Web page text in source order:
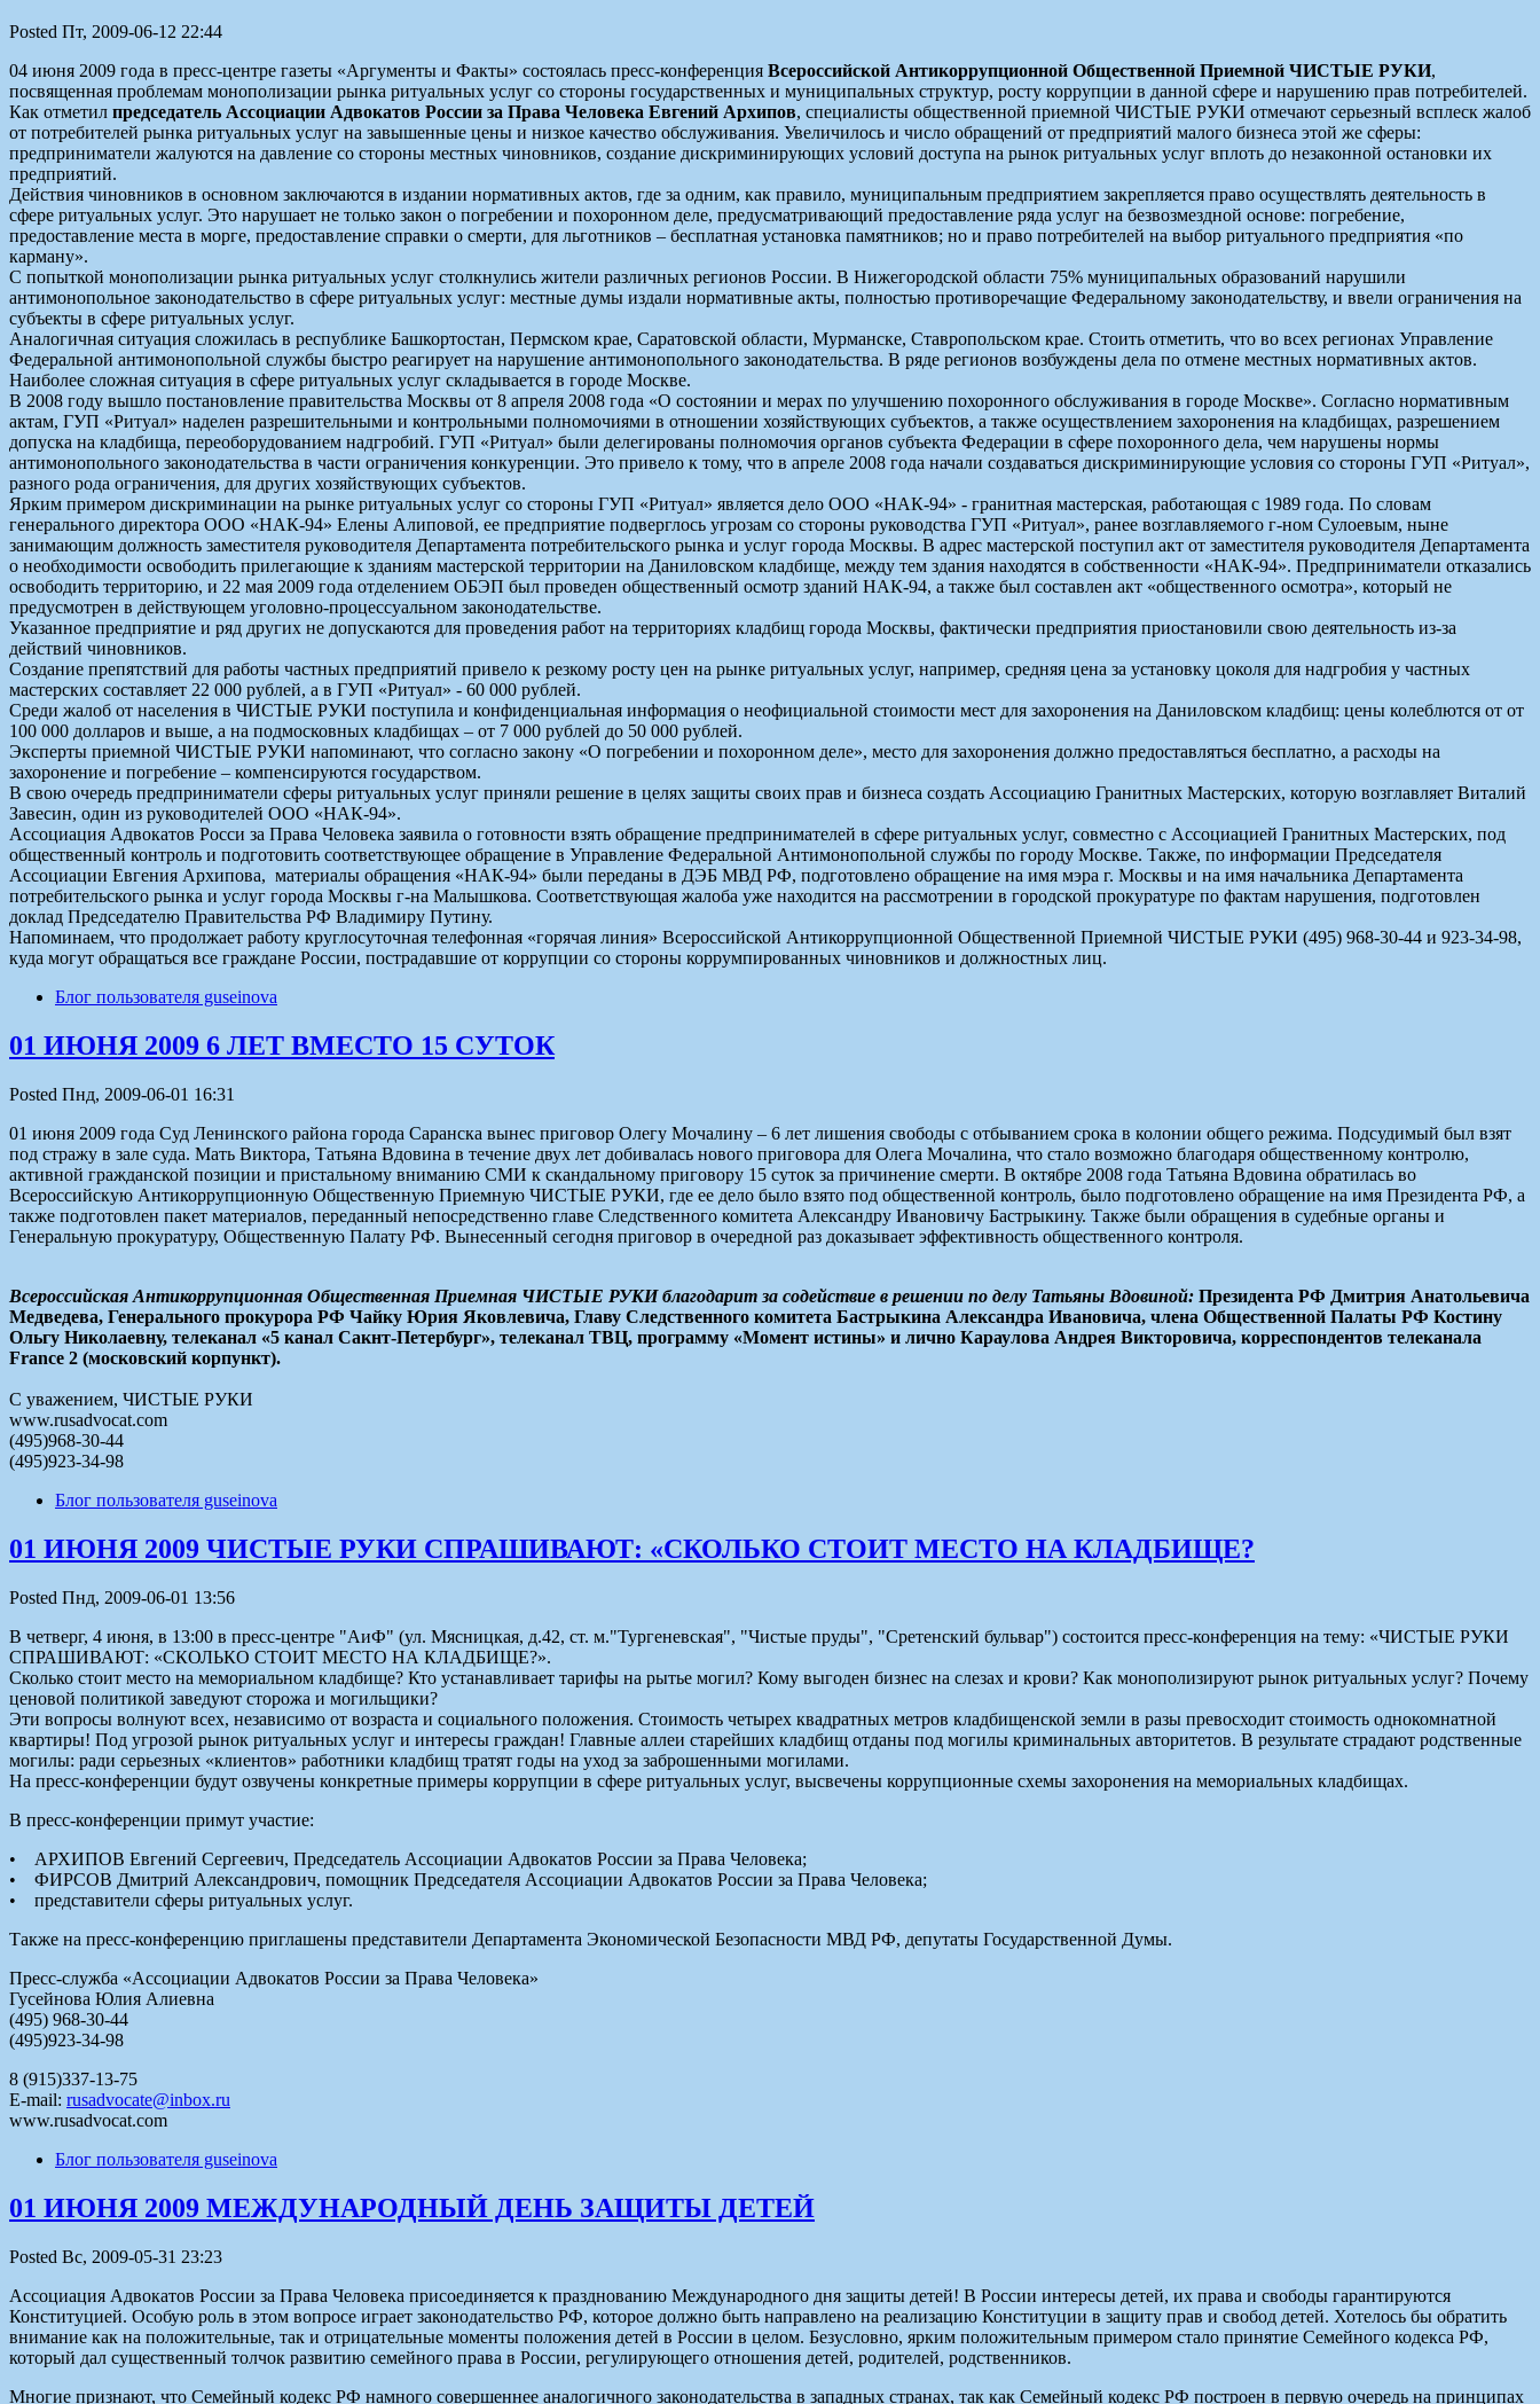
Posted Пт, 2009-06-12 22:44
04 июня 2009 года в пресс-центре газеты «Аргументы и Факты» состоялась пресс-конференция Всероссийской Антикоррупционной Общественной Приемной ЧИСТЫЕ РУКИ,
посвященная проблемам монополизации рынка ритуальных услуг со стороны государственных и муниципальных структур, росту коррупции в данной сфере и нарушению прав потребителей.
Как отметил председатель Ассоциации Адвокатов России за Права Человека Евгений Архипов, специалисты общественной приемной ЧИСТЫЕ РУКИ отмечают серьезный всплеск жалоб
от потребителей рынка ритуальных услуг на завышенные цены и низкое качество обслуживания. Увеличилось и число обращений от предприятий малого бизнеса этой же сферы:
предприниматели жалуются на давление со стороны местных чиновников, создание дискриминирующих условий доступа на рынок ритуальных услуг вплоть до незаконной остановки их
предприятий.
Действия чиновников в основном заключаются в издании нормативных актов, где за одним, как правило, муниципальным предприятием закрепляется право осуществлять деятельность в
сфере ритуальных услуг. Это нарушает не только закон о погребении и похоронном деле, предусматривающий предоставление ряда услуг на безвозмездной основе: погребение,
предоставление места в морге, предоставление справки о смерти, для льготников – бесплатная установка памятников; но и право потребителей на выбор ритуального предприятия «по
карману».
С попыткой монополизации рынка ритуальных услуг столкнулись жители различных регионов России. В Нижегородской области 75% муниципальных образований нарушили
антимонопольное законодательство в сфере ритуальных услуг: местные думы издали нормативные акты, полностью противоречащие Федеральному законодательству, и ввели ограничения на
субъекты в сфере ритуальных услуг.
Аналогичная ситуация сложилась в республике Башкортостан, Пермском крае, Саратовской области, Мурманске, Ставропольском крае. Стоить отметить, что во всех регионах Управление
Федеральной антимонопольной службы быстро реагирует на нарушение антимонопольного законодательства. В ряде регионов возбуждены дела по отмене местных нормативных актов.
Наиболее сложная ситуация в сфере ритуальных услуг складывается в городе Москве.
В 2008 году вышло постановление правительства Москвы от 8 апреля 2008 года «О состоянии и мерах по улучшению похоронного обслуживания в городе Москве». Согласно нормативным
актам, ГУП «Ритуал» наделен разрешительными и контрольными полномочиями в отношении хозяйствующих субъектов, а также осуществлением захоронения на кладбищах, разрешением
допуска на кладбища, переоборудованием надгробий. ГУП «Ритуал» были делегированы полномочия органов субъекта Федерации в сфере похоронного дела, чем нарушены нормы
антимонопольного законодательства в части ограничения конкуренции. Это привело к тому, что в апреле 2008 года начали создаваться дискриминирующие условия со стороны ГУП «Ритуал»,
разного рода ограничения, для других хозяйствующих субъектов.
Ярким примером дискриминации на рынке ритуальных услуг со стороны ГУП «Ритуал» является дело ООО «НАК-94» - гранитная мастерская, работающая с 1989 года. По словам
генерального директора ООО «НАК-94» Елены Алиповой, ее предприятие подверглось угрозам со стороны руководства ГУП «Ритуал», ранее возглавляемого г-ном Сулоевым, ныне
занимающим должность заместителя руководителя Департамента потребительского рынка и услуг города Москвы. В адрес мастерской поступил акт от заместителя руководителя Департамента
о необходимости освободить прилегающие к зданиям мастерской территории на Даниловском кладбище, между тем здания находятся в собственности «НАК-94». Предприниматели отказались
освободить территорию, и 22 мая 2009 года отделением ОБЭП был проведен общественный осмотр зданий НАК-94, а также был составлен акт «общественного осмотра», который не
предусмотрен в действующем уголовно-процессуальном законодательстве.
Указанное предприятие и ряд других не допускаются для проведения работ на территориях кладбищ города Москвы, фактически предприятия приостановили свою деятельность из-за
действий чиновников.
Создание препятствий для работы частных предприятий привело к резкому росту цен на рынке ритуальных услуг, например, средняя цена за установку цоколя для надгробия у частных
мастерских составляет 22 000 рублей, а в ГУП «Ритуал» - 60 000 рублей.
Среди жалоб от населения в ЧИСТЫЕ РУКИ поступила и конфиденциальная информация о неофициальной стоимости мест для захоронения на Даниловском кладбищ: цены колеблются от от
100 000 долларов и выше, а на подмосковных кладбищах – от 7 000 рублей до 50 000 рублей.
Эксперты приемной ЧИСТЫЕ РУКИ напоминают, что согласно закону «О погребении и похоронном деле», место для захоронения должно предоставляться бесплатно, а расходы на
захоронение и погребение – компенсируются государством.
В свою очередь предприниматели сферы ритуальных услуг приняли решение в целях защиты своих прав и бизнеса создать Ассоциацию Гранитных Мастерских, которую возглавляет Виталий
Завесин, один из руководителей ООО «НАК-94».
Ассоциация Адвокатов Росси за Права Человека заявила о готовности взять обращение предпринимателей в сфере ритуальных услуг, совместно с Ассоциацией Гранитных Мастерских, под
общественный контроль и подготовить соответствующее обращение в Управление Федеральной Антимонопольной службы по городу Москве. Также, по информации Председателя
Ассоциации Евгения Архипова, материалы обращения «НАК-94» были переданы в ДЭБ МВД РФ, подготовлено обращение на имя мэра г. Москвы и на имя начальника Департамента
потребительского рынка и услуг города Москвы г-на Малышкова. Соответствующая жалоба уже находится на рассмотрении в городской прокуратуре по фактам нарушения, подготовлен
доклад Председателю Правительства РФ Владимиру Путину.
Напоминаем, что продолжает работу круглосуточная телефонная «горячая линия» Всероссийской Антикоррупционной Общественной Приемной ЧИСТЫЕ РУКИ (495) 968-30-44 и 923-34-98,
куда могут обращаться все граждане России, пострадавшие от коррупции со стороны коррумпированных чиновников и должностных лиц.
Блог пользователя guseinova
01 ИЮНЯ 2009 6 ЛЕТ ВМЕСТО 15 СУТОК
Posted Пнд, 2009-06-01 16:31
01 июня 2009 года Суд Ленинского района города Саранска вынес приговор Олегу Мочалину – 6 лет лишения свободы с отбыванием срока в колонии общего режима. Подсудимый был взят
под стражу в зале суда. Мать Виктора, Татьяна Вдовина в течение двух лет добивалась нового приговора для Олега Мочалина, что стало возможно благодаря общественному контролю,
активной гражданской позиции и пристальному вниманию СМИ к скандальному приговору 15 суток за причинение смерти. В октябре 2008 года Татьяна Вдовина обратилась во
Всероссийскую Антикоррупционную Общественную Приемную ЧИСТЫЕ РУКИ, где ее дело было взято под общественной контроль, было подготовлено обращение на имя Президента РФ, а
также подготовлен пакет материалов, переданный непосредственно главе Следственного комитета Александру Ивановичу Бастрыкину. Также были обращения в судебные органы и
Генеральную прокуратуру, Общественную Палату РФ. Вынесенный сегодня приговор в очередной раз доказывает эффективность общественного контроля.
Всероссийская Антикоррупционная Общественная Приемная ЧИСТЫЕ РУКИ благодарит за содействие в решении по делу Татьяны Вдовиной: Президента РФ Дмитрия Анатольевича
Медведева, Генерального прокурора РФ Чайку Юрия Яковлевича, Главу Следственного комитета Бастрыкина Александра Ивановича, члена Общественной Палаты РФ Костину
Ольгу Николаевну, телеканал «5 канал Сакнт-Петербург», телеканал ТВЦ, программу «Момент истины» и лично Караулова Андрея Викторовича, корреспондентов телеканала
France 2 (московский корпункт).
С уважением, ЧИСТЫЕ РУКИ
www.rusadvocat.com
(495)968-30-44
(495)923-34-98
Блог пользователя guseinova
01 ИЮНЯ 2009 ЧИСТЫЕ РУКИ СПРАШИВАЮТ: «СКОЛЬКО СТОИТ МЕСТО НА КЛАДБИЩЕ?
Posted Пнд, 2009-06-01 13:56
В четверг, 4 июня, в 13:00 в пресс-центре "АиФ" (ул. Мясницкая, д.42, ст. м."Тургеневская", "Чистые пруды", "Сретенский бульвар") состоится пресс-конференция на тему: «ЧИСТЫЕ РУКИ
СПРАШИВАЮТ: «СКОЛЬКО СТОИТ МЕСТО НА КЛАДБИЩЕ?».
Сколько стоит место на мемориальном кладбище? Кто устанавливает тарифы на рытье могил? Кому выгоден бизнес на слезах и крови? Как монополизируют рынок ритуальных услуг? Почему
ценовой политикой заведуют сторожа и могильщики?
Эти вопросы волнуют всех, независимо от возраста и социального положения. Стоимость четырех квадратных метров кладбищенской земли в разы превосходит стоимость однокомнатной
квартиры! Под угрозой рынок ритуальных услуг и интересы граждан! Главные аллеи старейших кладбищ отданы под могилы криминальных авторитетов. В результате страдают родственные
могилы: ради серьезных «клиентов» работники кладбищ тратят годы на уход за заброшенными могилами.
На пресс-конференции будут озвучены конкретные примеры коррупции в сфере ритуальных услуг, высвечены коррупционные схемы захоронения на мемориальных кладбищах.
В пресс-конференции примут участие:
• АРХИПОВ Евгений Сергеевич, Председатель Ассоциации Адвокатов России за Права Человека;
• ФИРСОВ Дмитрий Александрович, помощник Председателя Ассоциации Адвокатов России за Права Человека;
• представители сферы ритуальных услуг.
Также на пресс-конференцию приглашены представители Департамента Экономической Безопасности МВД РФ, депутаты Государственной Думы.
Пресс-служба «Ассоциации Адвокатов России за Права Человека»
Гусейнова Юлия Алиевна
(495) 968-30-44
(495)923-34-98
8 (915)337-13-75
E-mail: rusadvocate@inbox.ru
www.rusadvocat.com
Блог пользователя guseinova
01 ИЮНЯ 2009 МЕЖДУНАРОДНЫЙ ДЕНЬ ЗАЩИТЫ ДЕТЕЙ
Posted Вс, 2009-05-31 23:23
Ассоциация Адвокатов России за Права Человека присоединяется к празднованию Международного дня защиты детей! В России интересы детей, их права и свободы гарантируются
Конституцией. Особую роль в этом вопросе играет законодательство РФ, которое должно быть направлено на реализацию Конституции в защиту прав и свобод детей. Хотелось бы обратить
внимание как на положительные, так и отрицательные моменты положения детей в России в целом. Безусловно, ярким положительным примером стало принятие Семейного кодекса РФ,
который дал существенный толчок развитию семейного права в России, регулирующего отношения детей, родителей, родственников.
Многие признают, что Семейный кодекс РФ намного совершеннее аналогичного законодательства в западных странах, так как Семейный кодекс РФ построен в первую очередь на принципах